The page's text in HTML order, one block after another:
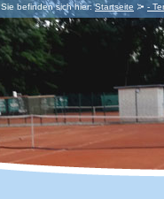
Sie befinden sich hier:Startseite -